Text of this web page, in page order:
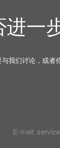
一
我们讨论，或者
E-mail: